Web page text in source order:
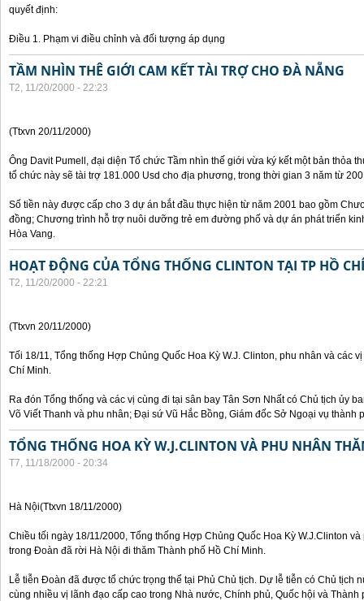
quyết định:
Điều 1. Phạm vi điều chỉnh và đối tượng áp dụng
TẦM NHÌN THÊ GIỚI CAM KẾT TÀI TRỢ CHO ĐÀ NẴNG
T2, 11/20/2000 - 22:23
(Ttxvn 20/11/2000)
Ông Davit Pumell, đại diện Tổ chức Tầm nhìn thế giới vừa ký kết một bản thỏa
tổ chức này sẽ tài trợ 181.000 Usd cho địa phương, trong thời gian 3 năm từ
Số tiền này được cấp cho 3 dự án bắt đầu thực hiện từ năm 2001 bao gồm
đồng; Chương trình hỗ trợ nuôi dưỡng trẻ em đường phố và dự án phát triển
Hòa Vang.
HOẠT ĐỘNG CỦA TỔNG THỐNG CLINTON TẠI TP HỒ
T2, 11/20/2000 - 22:21
(Ttxvn 20/11/2000)
Tối 18/11, Tổng thống Hợp Chủng Quốc Hoa Kỳ W.J. Clinton, phu nhân và các
Chí Minh.
Ra đón Tổng thống và các vị cùng đi tại sân bay Tân Sơn Nhất có Chủ tịch ủy
Võ Viết Thanh và phu nhân; Đại sứ Vũ Hắc Bồng, Giám đốc Sở Ngoại vụ thành
TỔNG THỐNG HOA KỲ W.J.CLINTON VÀ PHU NHÂN
T7, 11/18/2000 - 20:34
Hà Nội(Ttxvn 18/11/2000)
Chiều tối ngày 18/11/2000, Tổng thống Hợp Chủng Quốc Hoa Kỳ W.J.Clinton
trong Đoàn đã rời Hà Nội đi thăm Thành phố Hồ Chí Minh.
Lễ tiễn Đoàn đã được tổ chức trọng thể tại Phủ Chủ tịch. Dự lễ tiễn có Chủ tịch
cùng nhiều vị lãnh đạo cấp cao trong Nhà nước, Chính phủ, Quốc hội và Thành